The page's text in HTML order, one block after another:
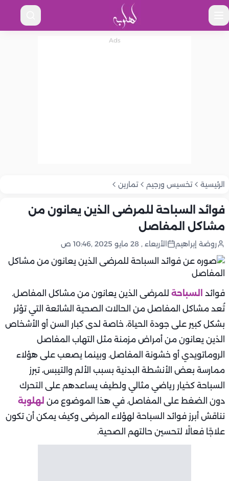
الرئيسية تخسيس ورجيم تمارين
فوائد السباحة للمرضى الذين يعانون من
مشاكل المفاصل
روضة إبراهيم الأربعاء , 28 مايو 2025 ,10:46 ص
فوائد السباحة للمرضى الذين يعانون من مشاكل المفاصل.
تُعد مشاكل المفاصل من الحالات الصحية الشائعة التي تؤثر
بشكل كبير على جودة الحياة، خاصة لدى كبار السن أو الأشخاص
الذين يعانون من أمراض مزمنة مثل التهاب المفاصل
الروماتويدي أو خشونة المفاصل. وبينما يصعب على هؤلاء
ممارسة بعض الأنشطة البدنية بسبب الألم والتيبس، تبرز
السباحة كخيار رياضي مثالي ولطيف يساعدهم على التحرك
دون الضغط على المفاصل. في هذا الموضوع من لهلوبة
نناقش أبرز فوائد السباحة لهؤلاء المرضى وكيف يمكن أن تكون
علاجًا فعالًا لتحسين حالتهم الصحية.